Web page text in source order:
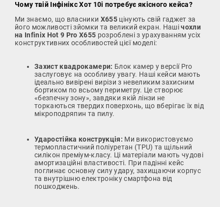
Чому твій Інфінікс Хот 10і потребує якісного кейса?
Ми знаємо, що власники X655 цінують свій гаджет за
його можливості зйомки та великий екран. Нашічохли
на Infinix Hot 9 Pro X655 розроблені з урахуванням усіх
конструктивних особливостей цієї моделі:
Захист квадрокамери: Блок камер у версії Pro
заслуговує на особливу увагу. Наші кейси мають
ідеально вивірені вирізи з невеликим захисним
бортиком по всьому периметру. Це створює
«безпечну зону», завдяки якій лінзи не
торкаються твердих поверхонь, що вберігає їх від
мікроподряпин та пилу.
Ударостійка конструкція: Ми використовуємо
термопластичний поліуретан (TPU) та щільний
силікон преміум-класу. Ці матеріали мають чудові
амортизаційні властивості. При падінні кейс
поглинає основну силу удару, захищаючи корпус
та внутрішню електроніку смартфона від
пошкоджень.